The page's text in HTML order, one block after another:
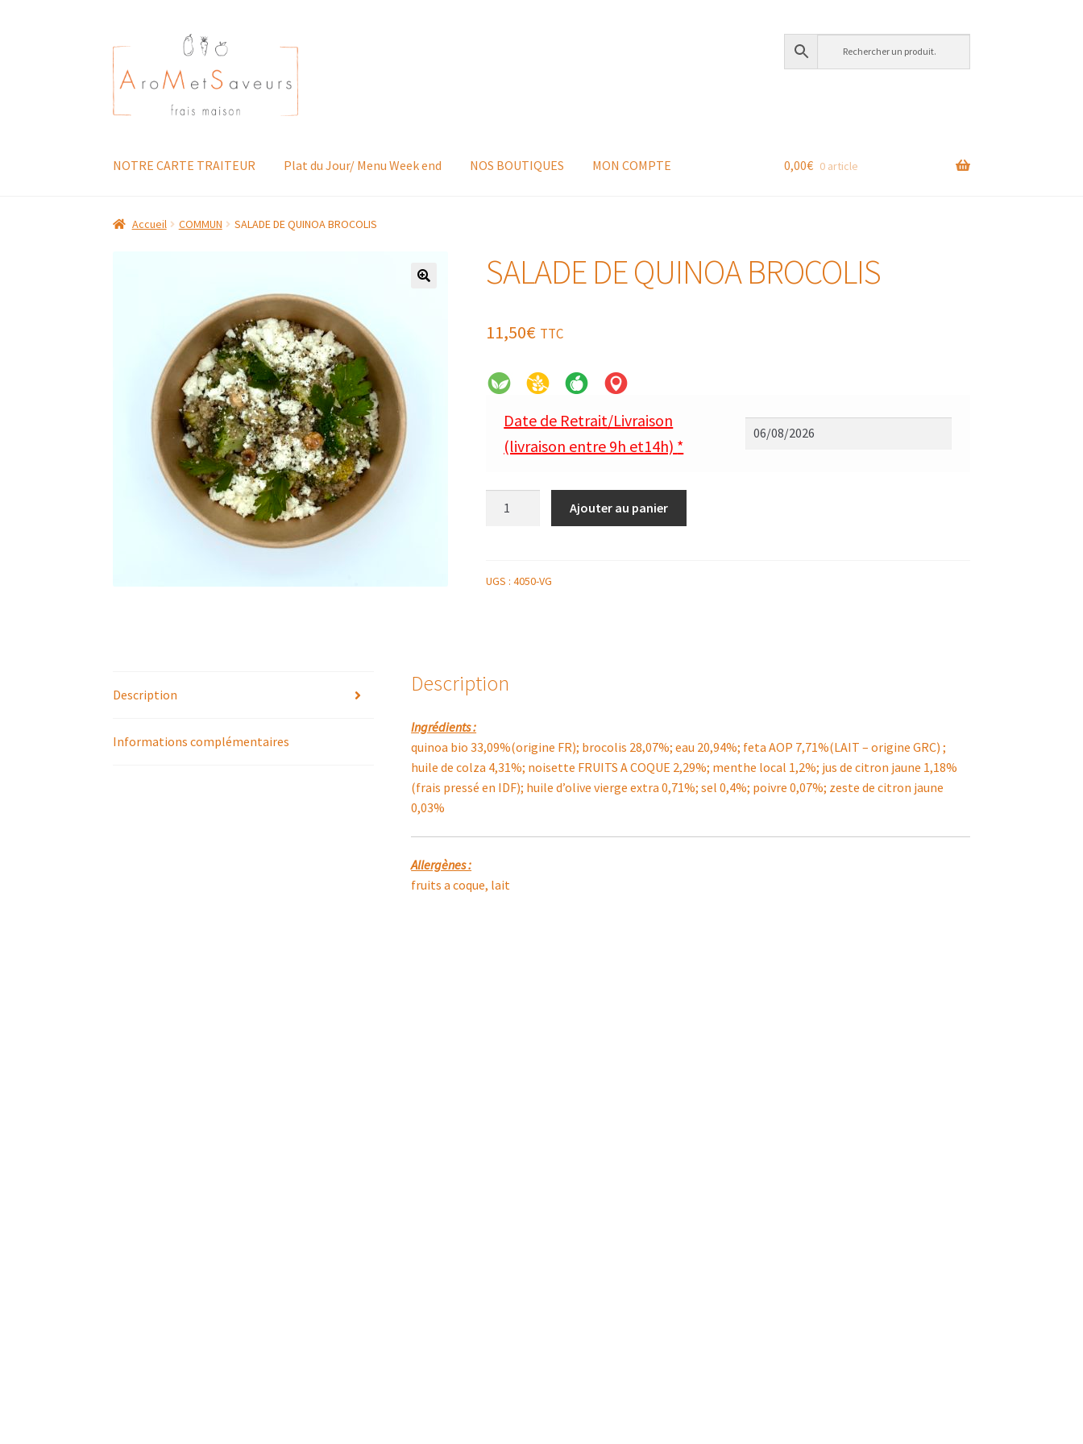
Aller
à
la
navigation
Aller
au
contenu
NOTRE CARTE TRAITEUR Plat du Jour/ Menu Week end NOS BOUTIQUES MON COMPTE 0,00€ 0 article
Accueil COMMUN SALADE DE QUINOA BROCOLIS
SALADE DE QUINOA BROCOLIS
11,50€ TTC
Date de Retrait/Livraison
(livraison entre 9h et14h) *
QUINOA
Ajouter au panier
UGS : 4050-VG
Description
Informations complémentaires
Description
Ingrédients :
quinoa bio 33,09%(origine FR); brocolis 28,07%; eau 20,94%; feta AOP 7,71%(LAIT – origine GRC) ;
huile de colza 4,31%; noisette FRUITS A COQUE 2,29%; menthe local 1,2%; jus de citron jaune 1,18%
(frais pressé en IDF); huile d’olive vierge extra 0,71%; sel 0,4%; poivre 0,07%; zeste de citron jaune
0,03%
Allergènes :
fruits a coque, lait